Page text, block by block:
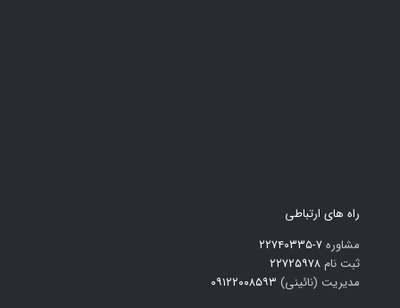
راه های ارتباطی
مشاوره۷-۲۲۷۴۰۳۳۵
ثبت نام ۲۲۷۲۵۹۷۸
مدیریت (نائینی) ۰۹۱۲۲۰۰۸۵۹۳